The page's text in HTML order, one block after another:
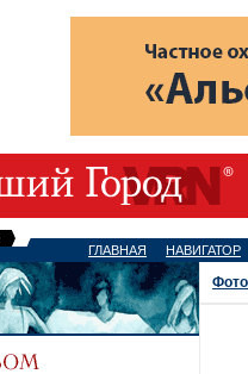
ГЛАВНАЯ НАВИГАТОР